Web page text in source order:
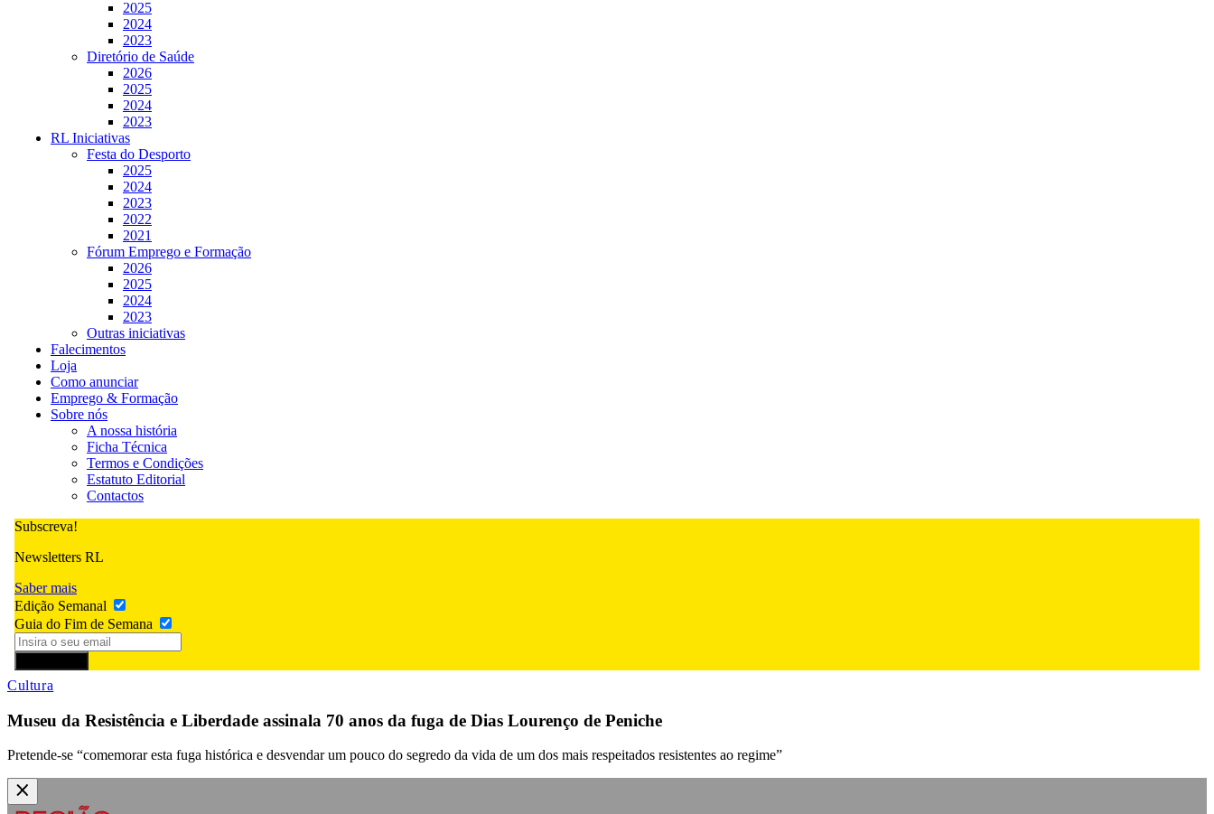
2025
2024
2023
Diretório de Saúde
2026
2025
2024
2023
RL Iniciativas
Festa do Desporto
2025
2024
2023
2022
2021
Fórum Emprego e Formação
2026
2025
2024
2023
Outras iniciativas
Falecimentos
Loja
Como anunciar
Emprego & Formação
Sobre nós
A nossa história
Ficha Técnica
Termos e Condições
Estatuto Editorial
Contactos
Subscreva!
Newsletters RL
Saber mais
Edição Semanal
Guia do Fim de Semana
Cultura
Museu da Resistência e Liberdade assinala 70 anos da fuga de Dias Lourenço de Peniche
Pretende-se “comemorar esta fuga histórica e desvendar um pouco do segredo da vida de um dos mais respeitados resistentes ao regime”